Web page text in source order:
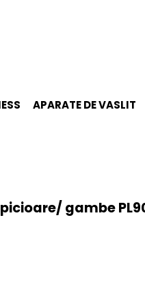
APARATE DE VASLIT
gambe